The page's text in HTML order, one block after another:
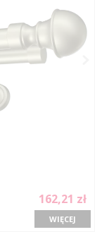
162,21 zł
WIĘCEJ